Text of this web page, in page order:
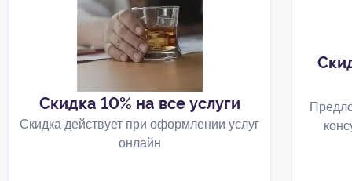
Скидка 10% на все услуги
Скидка действует при оформлении услуг
онлайн